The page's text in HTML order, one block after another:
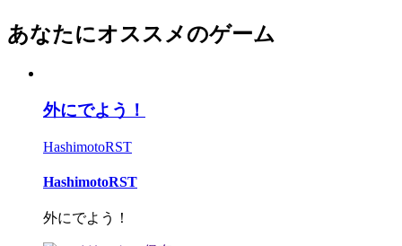
あなたにオススメのゲーム
外にでよう！
HashimotoRST
HashimotoRST
外にでよう！